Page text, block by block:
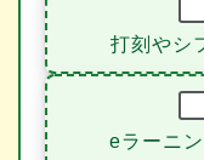
打刻やシ
eラーニ